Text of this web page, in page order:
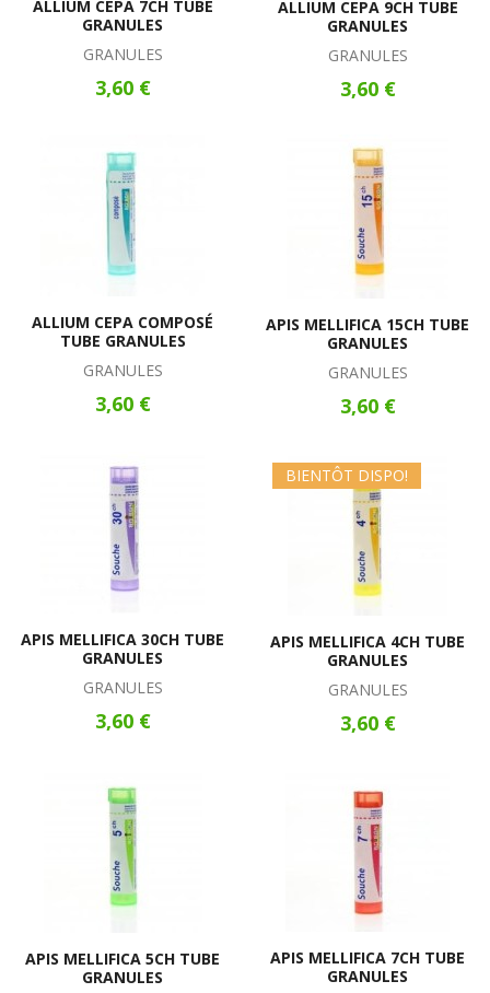
ALLIUM CEPA 7CH TUBE
GRANULES
GRANULES
3,60 €
ALLIUM CEPA 9CH TUBE
GRANULES
GRANULES
3,60 €
ALLIUM CEPA COMPOSÉ
TUBE GRANULES
GRANULES
3,60 €
APIS MELLIFICA 15CH TUBE
GRANULES
GRANULES
3,60 €
APIS MELLIFICA 30CH TUBE
GRANULES
GRANULES
3,60 €
BIENTÔT DISPO!
APIS MELLIFICA 4CH TUBE
GRANULES
GRANULES
3,60 €
APIS MELLIFICA 5CH TUBE
GRANULES
APIS MELLIFICA 7CH TUBE
GRANULES